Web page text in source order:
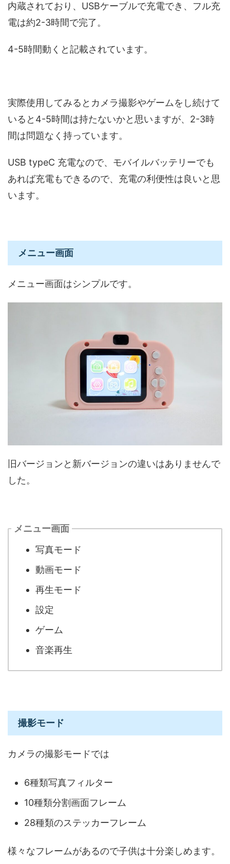
内蔵されており、USBケーブルで充電でき、フル充
電は約2-3時間で完了。
4-5時間動くと記載されています。
実際使用してみるとカメラ撮影やゲームをし続けて
いると4-5時間は持たないかと思いますが、2-3時
間は問題なく持っています。
USB typeC 充電なので、モバイルバッテリーでも
あれば充電もできるので、充電の利便性は良いと思
います。
メニュー画面
メニュー画面はシンプルです。
旧バージョンと新バージョンの違いはありませんで
した。
メニュー画面
写真モード
動画モード
再生モード
設定
ゲーム
音楽再生
撮影モード
カメラの撮影モードでは
6種類写真フィルター
10種類分割画面フレーム
28種類のステッカーフレーム
様々なフレームがあるので子供は十分楽しめます。